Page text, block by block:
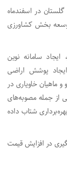
در اسفندماه
برای توسعه بخش کشاورزی
سامانه نوین
پوشش اراضی
و ماهیان خاویاری در
از جمله مصوبه‌های
شتاب داده
در افزایش قیمت